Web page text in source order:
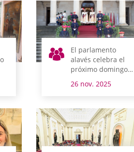
El parlamento
alavés celebra el
próximo domingo
tradicional de
26 nov. 2025